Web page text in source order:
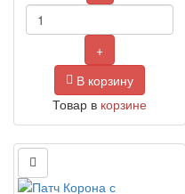
+
В корзину
Товар в корзине